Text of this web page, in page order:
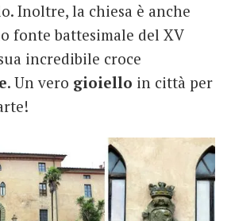
Inoltre, la chiesa è anche
fonte battesimale del XV
incredibile croce
. Un vero gioiello in città per